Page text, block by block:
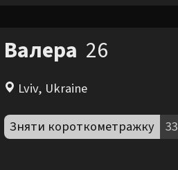
Валера 26
Lviv, Ukraine
Зняти короткометражку 33